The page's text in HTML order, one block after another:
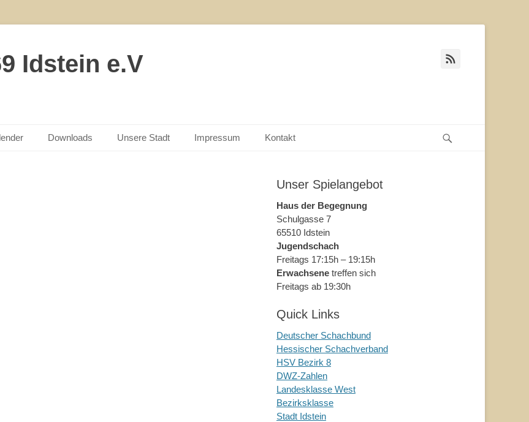
Idstein e.V
Downloads Unsere Stadt Impressum Kontakt
Unser Spielangebot
Haus der Begegnung
Schulgasse 7
65510 Idstein
Jugendschach
Freitags 17:15h – 19:15h
Erwachsene treffen sich
Freitags ab 19:30h
Quick Links
Deutscher Schachbund
Hessischer Schachverband
HSV Bezirk 8
DWZ-Zahlen
Landesklasse West
Bezirksklasse
Stadt Idstein